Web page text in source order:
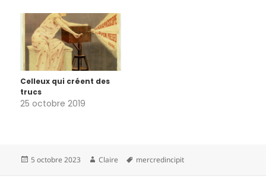
Celleux qui créent des
trucs
25 octobre 2019
Publié
5 octobre 2023 Auteur
Claire
Mots-
mercredincipit